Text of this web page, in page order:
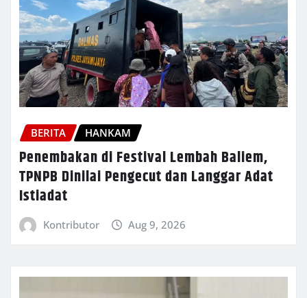
BERITA HANKAM
Penembakan di Festival Lembah Baliem,
TPNPB Dinilai Pengecut dan Langgar Adat
Istiadat
Kontributor Aug 9, 2026